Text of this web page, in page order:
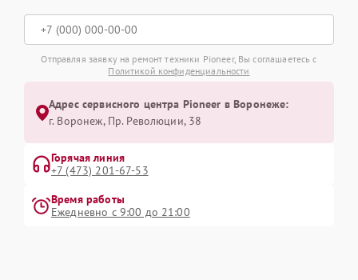
Отправляя заявку на ремонт техники Pioneer, Вы соглашаетесь с
Политикой конфиденциальности
Адрес сервисного центра Pioneer в Воронеже:
г. Воронеж, Пр. Революции, 38
Горячая линия
+7 (473) 201-67-53
Время работы
Ежедневно с 9:00 до 21:00